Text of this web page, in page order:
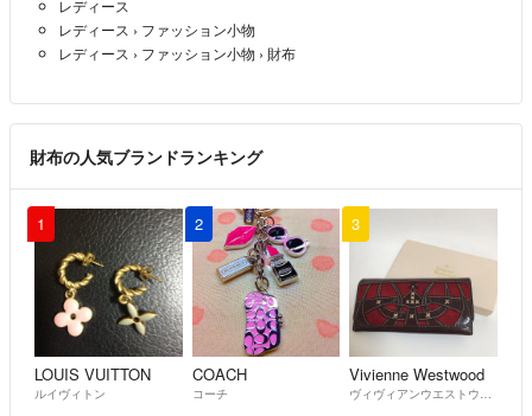
レディース
レディース › ファッション小物
レディース › ファッション小物 › 財布
財布の人気ブランドランキング
1
LOUIS VUITTON
ルイヴィトン
2
COACH
コーチ
3
Vivienne Westwood
ヴィヴィアンウエストウッド